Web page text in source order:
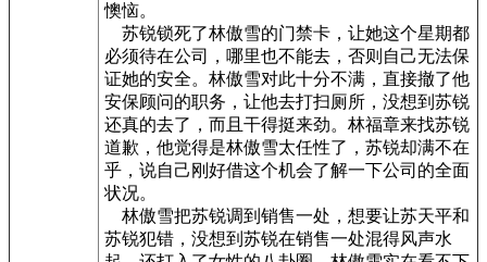
懊恼。
苏锐锁死了林傲雪的门禁卡，让她这个星期都
必须待在公司，哪里也不能去，否则自己无法保
证她的安全。林傲雪对此十分不满，直接撤了他
安保顾问的职务，让他去打扫厕所，没想到苏锐
还真的去了，而且干得挺来劲。林福章来找苏锐
道歉，他觉得是林傲雪太任性了，苏锐却满不在
乎，说自己刚好借这个机会了解一下公司的全面
状况。
林傲雪把苏锐调到销售一处，想要让苏天平和
苏锐犯错，没想到苏锐在销售一处混得风声水